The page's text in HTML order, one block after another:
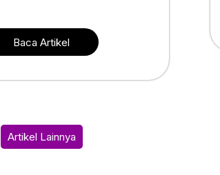
Baca Artikel
Artikel Lainnya